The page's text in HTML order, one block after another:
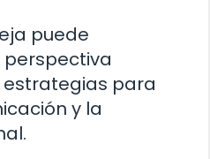
puede
para
y la